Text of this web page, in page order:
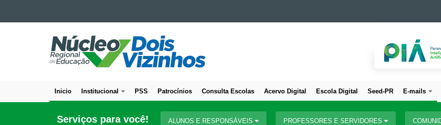
Ir para a navegação
Ir para a busca
NÚCLEO
REGIONAL
DE
DOIS
Navegação
principal
Inicio Institucional PSS Patrocínios Consulta Escolas Acervo Digital Escola Digital Seed-PR E-mails
Serviços para você! ALUNOS E RESPONSÁVEIS PROFESSORES E SERVIDORES